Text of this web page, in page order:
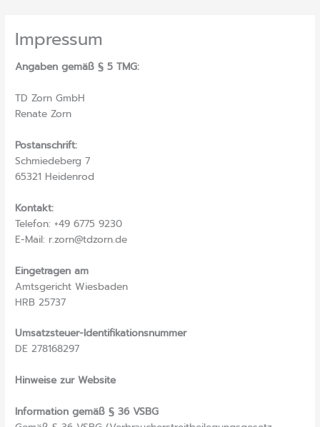
Impressum
Angaben gemäß § 5 TMG:
TD Zorn GmbH
Renate Zorn
Postanschrift:
Schmiedeberg 7
65321 Heidenrod
Kontakt:
Telefon: +49 6775 9230
E-Mail: r.zorn@tdzorn.de
Eingetragen am
Amtsgericht Wiesbaden
HRB 25737
Umsatzsteuer-Identifikationsnummer
DE 278168297
Hinweise zur Website
Information gemäß § 36 VSBG